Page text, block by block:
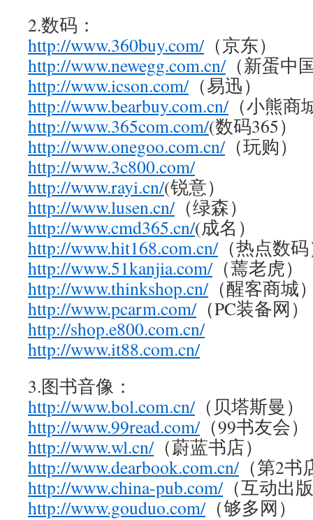
2.数码：
http://www.360buy.com/（京东）
http://www.newegg.com.cn/（新蛋中
http://www.icson.com/（易迅）
http://www.bearbuy.com.cn/（小熊商
http://www.365com.com/(数码365）
http://www.onegoo.com.cn/（玩购）
http://www.3c800.com/
http://www.rayi.cn/(锐意）
http://www.lusen.cn/（绿森）
http://www.cmd365.cn/(成名）
http://www.hit168.com.cn/（热点数
http://www.51kanjia.com/（蔫老虎）
http://www.thinkshop.cn/（醒客商城
http://www.pcarm.com/（PC装备网）
http://shop.e800.com.cn/
http://www.it88.com.cn/
3.图书音像：
http://www.bol.com.cn/（贝塔斯曼）
http://www.99read.com/（99书友会）
http://www.wl.cn/（蔚蓝书店）
http://www.dearbook.com.cn/（第2书
http://www.china-pub.com/（互动出
http://www.gouduo.com/（够多网）